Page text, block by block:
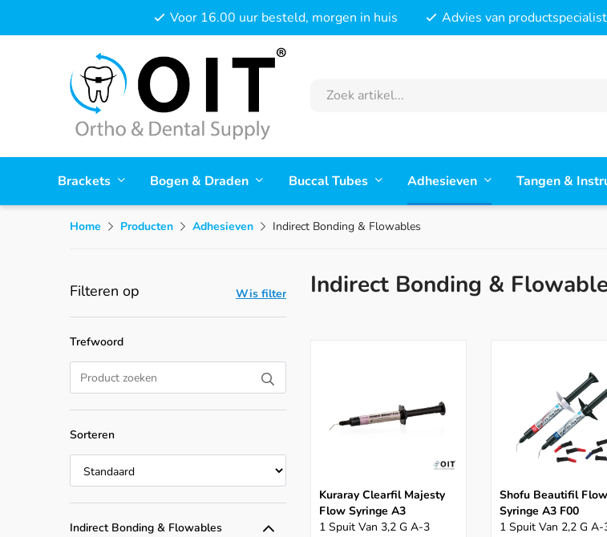
Voor 16.00 uur besteld, morgen in huis Advies van
Brackets Bogen & Draden Buccal Tubes Adhesieven Tangen &
Home Producten Adhesieven Indirect Bonding & Flowables
Filteren op Wis filter
Trefwoord
Sorteren
Indirect Bonding & Flowables
Indirect Bonding &
Kuraray Clearfil Majesty
Flow Syringe A3
1 Spuit Van 3,2 G A-3
Shofu Beautifil
Syringe A3 F00
1 Spuit Van 2,2 G A-